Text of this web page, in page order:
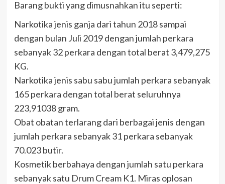
Barang bukti yang dimusnahkan itu seperti:
Narkotika jenis ganja dari tahun 2018 sampai
dengan bulan Juli 2019 dengan jumlah perkara
sebanyak 32 perkara dengan total berat 3,479,275
KG.
Narkotika jenis sabu sabu jumlah perkara sebanyak
165 perkara dengan total berat seluruhnya
223,91038 gram.
Obat obatan terlarang dari berbagai jenis dengan
jumlah perkara sebanyak 31 perkara sebanyak
70.023 butir.
Kosmetik berbahaya dengan jumlah satu perkara
sebanyak satu Drum Cream K1. Miras oplosan